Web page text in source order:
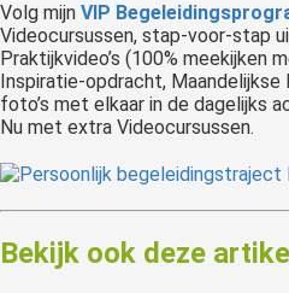
Volg mijn VIP
Videocursussen, stap-voor-stap
Praktijkvideo’s (100% meekijken
Inspiratie-opdracht, Maandelijkse
foto’s met elkaar in de dagelijks
Nu met extra Videocursussen.
Bekijk ook deze